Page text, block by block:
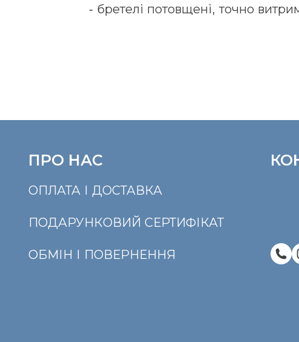
- бретелі потовщені, точно
ПРО НАС
ОПЛАТА І ДОСТАВКА
ПОДАРУНКОВИЙ СЕРТИФІКАТ
ОБМІН І ПОВЕРНЕННЯ